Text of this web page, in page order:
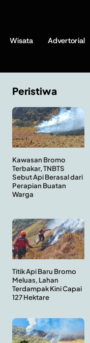
Wisata Advertorial
Peristiwa
Kawasan Bromo
Terbakar, TNBTS
Sebut Api Berasal dari
Perapian Buatan
Warga
Titik Api Baru Bromo
Meluas, Lahan
Terdampak Kini Capai
127 Hektare